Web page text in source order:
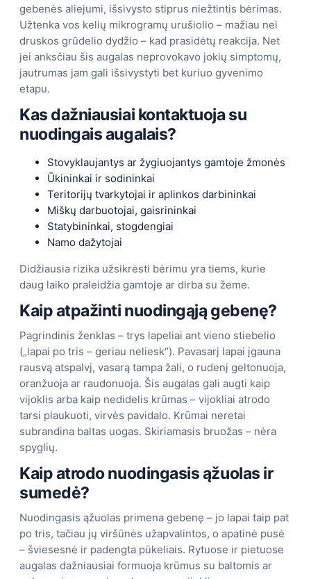
gebenės aliejumi, išsivysto stiprus niežtintis bėrimas.
Užtenka vos kelių mikrogramų urušiolio – mažiau nei
druskos grūdelio dydžio – kad prasidėtų reakcija. Net
jei anksčiau šis augalas neprovokavo jokių simptomų,
jautrumas jam gali išsivystyti bet kuriuo gyvenimo
etapu.
Kas dažniausiai kontaktuoja su
nuodingais augalais?
Stovyklaujantys ar žygiuojantys gamtoje žmonės
Ūkininkai ir sodininkai
Teritorijų tvarkytojai ir aplinkos darbininkai
Miškų darbuotojai, gaisrininkai
Statybininkai, stogdengiai
Namo dažytojai
Didžiausia rizika užsikrėsti bėrimu yra tiems, kurie
daug laiko praleidžia gamtoje ar dirba su žeme.
Kaip atpažinti nuodingąją gebenę?
Pagrindinis ženklas – trys lapeliai ant vieno stiebelio
(„lapai po tris – geriau neliesk“). Pavasarį lapai įgauna
rausvą atspalvį, vasarą tampa žali, o rudenį geltonuoja,
oranžuoja ar raudonuoja. Šis augalas gali augti kaip
vijoklis arba kaip nedidelis krūmas – vijokliai atrodo
tarsi plaukuoti, virvės pavidalo. Krūmai neretai
subrandina baltas uogas. Skiriamasis bruožas – nėra
spyglių.
Kaip atrodo nuodingasis ąžuolas ir
sumedė?
Nuodingasis ąžuolas primena gebenę – jo lapai taip pat
po tris, tačiau jų viršūnės užapvalintos, o apatinė pusė
– šviesesnė ir padengta pūkeliais. Rytuose ir pietuose
augalas dažniausiai formuoja krūmus su baltomis ar